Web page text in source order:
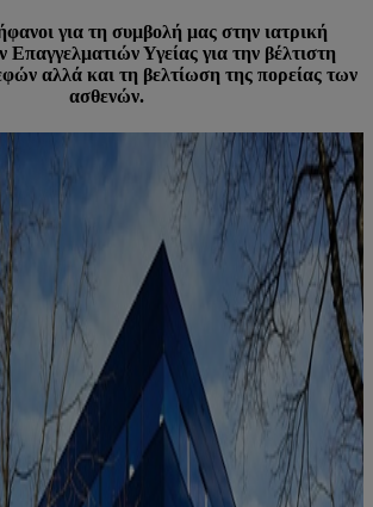
για τη συμβολή μας στην ιατρική
Επαγγελματιών Υγείας για την βέλτιστη
αλλά και τη βελτίωση της πορείας των
ασθενών.​